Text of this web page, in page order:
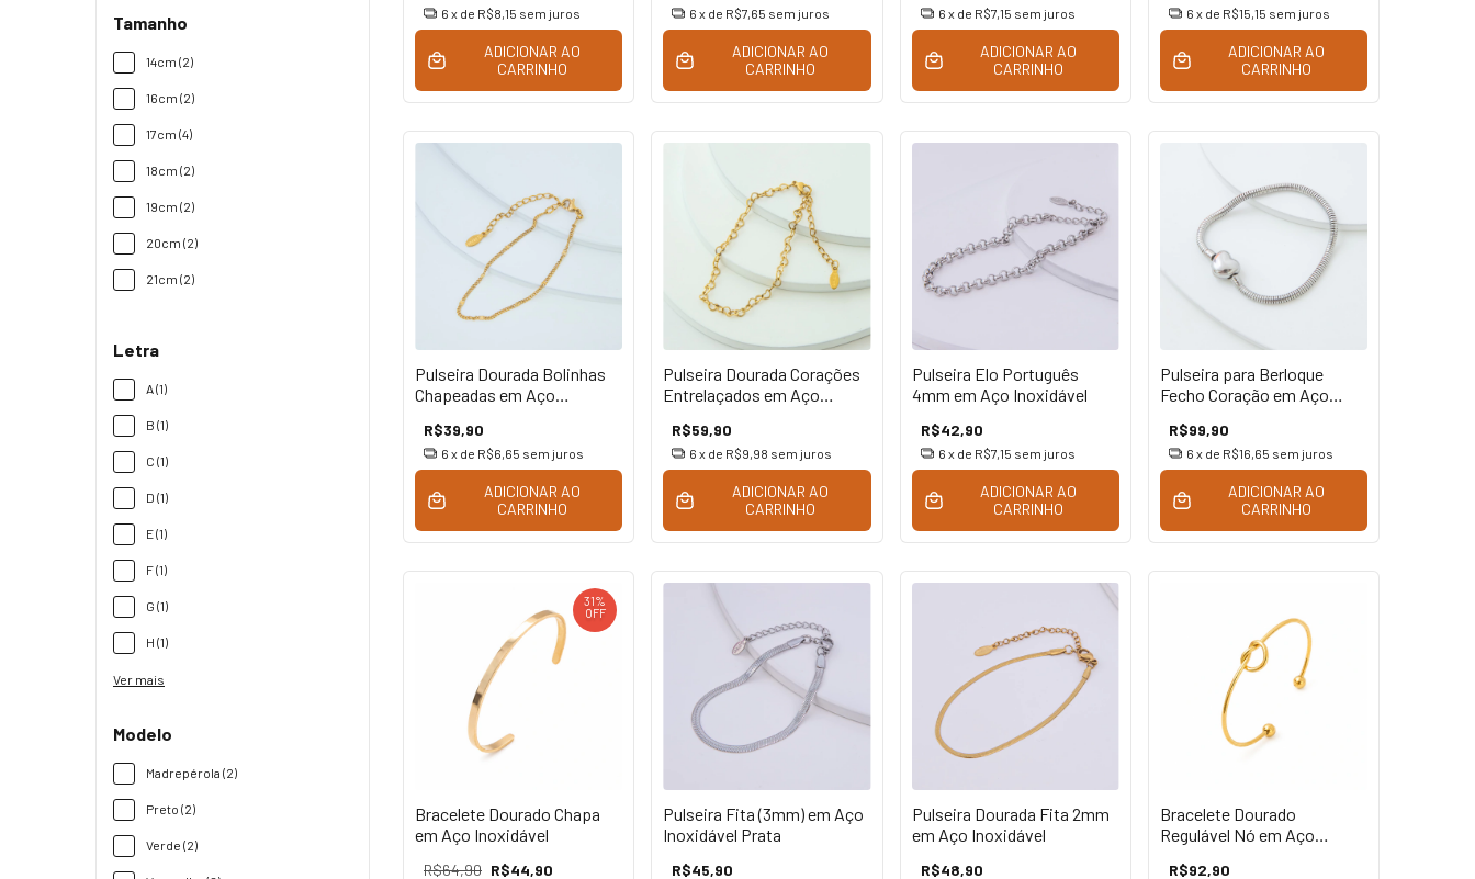
Tamanho
14cm (2)
16cm (2)
17cm (4)
18cm (2)
19cm (2)
20cm (2)
21cm (2)
Letra
A (1)
B (1)
C (1)
D (1)
E (1)
F (1)
G (1)
H (1)
Ver mais
Modelo
Madrepérola (2)
Preto (2)
Verde (2)
6 x de R$8,15 sem juros
ADICIONAR AO
CARRINHO
6 x de R$7,65 sem juros
ADICIONAR AO
CARRINHO
6 x de R$7,15 sem juros
ADICIONAR AO
CARRINHO
6 x de R$15,15 sem juros
ADICIONAR AO
CARRINHO
Pulseira Dourada Bolinhas
Chapeadas em Aço
R$39,90
6 x de R$6,65 sem juros
ADICIONAR AO
CARRINHO
Pulseira Dourada Corações
Entrelaçados em Aço
R$59,90
6 x de R$9,98 sem juros
ADICIONAR AO
CARRINHO
Pulseira Elo Português
4mm em Aço Inoxidável
R$42,90
6 x de R$7,15 sem juros
ADICIONAR AO
CARRINHO
Pulseira para Berloque
Fecho Coração em Aço
R$99,90
6 x de R$16,65 sem juros
ADICIONAR AO
CARRINHO
31%
OFF
Bracelete Dourado Chapa
em Aço Inoxidável
R$64,90 R$44,90
Pulseira Fita (3mm) em Aço
Inoxidável Prata
R$45,90
Pulseira Dourada Fita 2mm
em Aço Inoxidável
R$48,90
Bracelete Dourado
Regulável Nó em Aço
R$92,90